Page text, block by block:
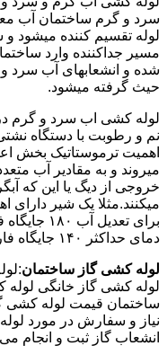
سرد و گرم ساختمان آب
لوله تقسیم کننده میشود
مسیر جداکننده وارد
شده و انشعابهای آب سرد
حیث گرفته میشود.
لوله کشی اب سرد و گرم
نم و رطوبت با دستگاه
اهمیت ترموستاتیک بخش
میروند و به مقادیر آب
خروجی از دیگ یا این که
میکنند.مثلا یک شیر دارای
برای
دمای حداکثر ۱۴۰ جایگاه فارنهایت به کار میرود.
لوله کشی گاز ساختمان
لوله کشی گاز خانگی لوله
ساختمان قیمت لوله کشی
نیاز و سفارش در مورد
انشعاب گاز ثبت و انجام